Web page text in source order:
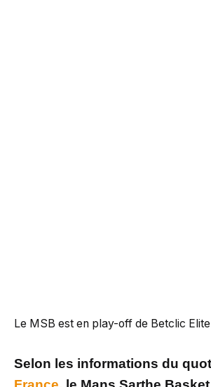
Le MSB est en play-off de Betclic
Selon les informations du